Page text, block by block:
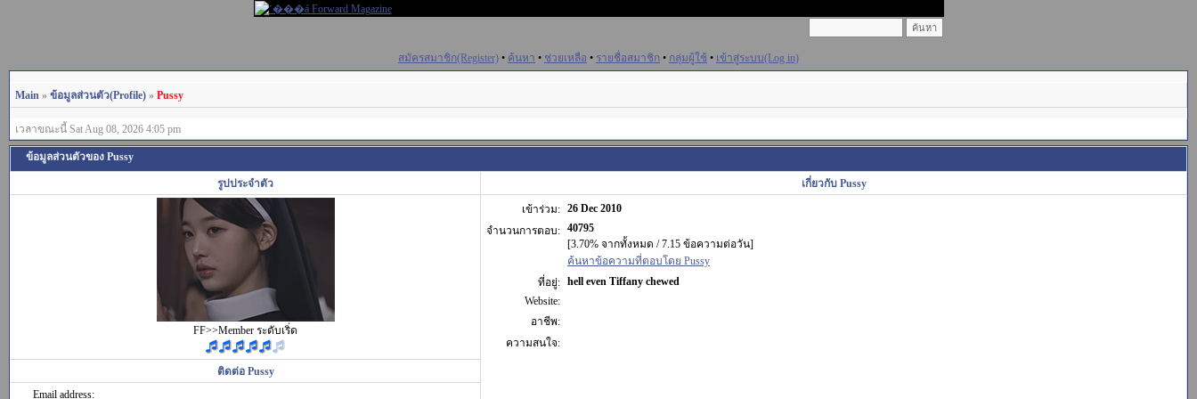
สมัครสมาชิก(Register) • ค้นหา • ช่วยเหลือ • รายชื่อสมาชิก • กลุ่มผู้ใช้ • เข้าสู่ระบบ(Log in)
Main » ข้อมูลส่วนตัว(Profile) » Pussy
เวลาขณะนี้ Sat Aug 08, 2026 4:05 pm
ข้อมูลส่วนตัวของ Pussy
รูปประจำตัว เกี่ยวกับ Pussy
FF>>Member ระดับเริ่ด
เข้าร่วม: 26 Dec 2010
จำนวนการตอบ: 40795
[3.70% จากทั้งหมด / 7.15 ข้อความต่อวัน]
ค้นหาข้อความที่ตอบโดย Pussy
ที่อยู่: hell even Tiffany chewed
Website:
อาชีพ:
ความสนใจ:
ติดต่อ Pussy
Email address: